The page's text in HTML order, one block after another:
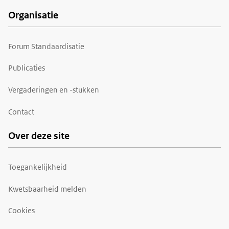
Organisatie
Forum Standaardisatie
Publicaties
Vergaderingen en -stukken
Contact
Over deze site
Toegankelijkheid
Kwetsbaarheid melden
Cookies